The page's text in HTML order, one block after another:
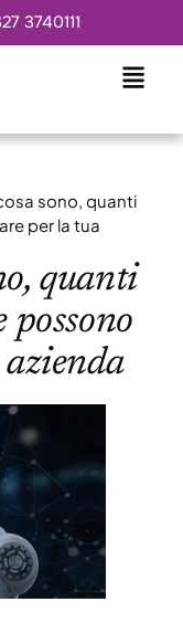
3740111
sono, quanti
per la tua
quanti
possono